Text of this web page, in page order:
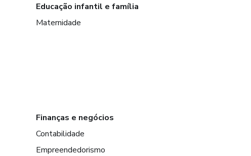
Educação infantil e família
Maternidade
Finanças e negócios
Contabilidade
Empreendedorismo